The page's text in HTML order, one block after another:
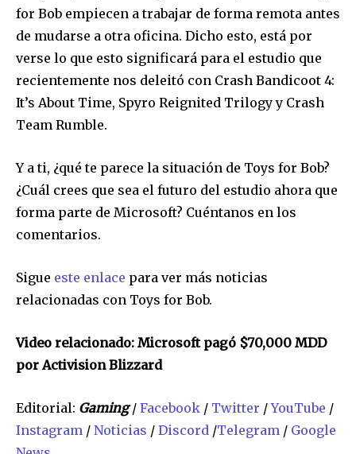
SUSCRIBIR
Acepto laPolítica de Privacidad
32,111
Seguidores
32,214
Seguidores
11,243
Seguidores
for Bob empiecen a trabajar de forma remota antes
de mudarse a otra oficina. Dicho esto, está por
verse lo que esto significará para el estudio que
recientemente nos deleitó con Crash Bandicoot 4:
It’s About Time, Spyro Reignited Trilogy y Crash
Team Rumble.
Y a ti, ¿qué te parece la situación de Toys for Bob?
¿Cuál crees que sea el futuro del estudio ahora que
forma parte de Microsoft? Cuéntanos en los
comentarios.
Sigue este enlace para ver más noticias
relacionadas con Toys for Bob.
Video relacionado: Microsoft pagó $70,000 MDD
por Activision Blizzard
Editorial: Gaming/ Facebook / Twitter /YouTube /
Instagram / Noticias / Discord /Telegram / Google